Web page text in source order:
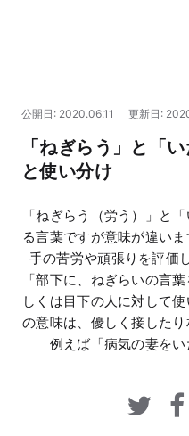
マネー
公開日: 2020.06.11 更新日:
「ねぎらう」と「
と使い分け
「ねぎらう（労う）」と
る言葉ですが意味が違い
手の苦労や頑張りを評価
「部下に、ねぎらいの言
しくは目下の人に対して
の意味は、優しく接したり
例えば「病気の妻をい